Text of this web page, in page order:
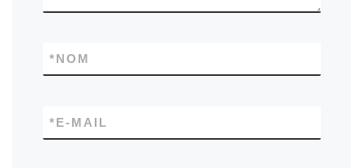
NOM
*
E-MAIL
*